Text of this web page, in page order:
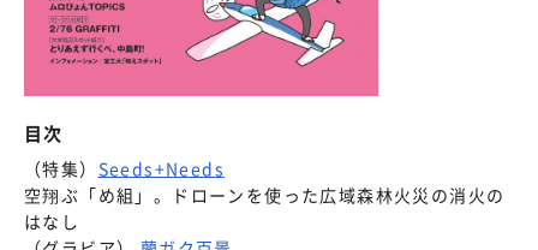
目次
（特集） Seeds+Needs
空翔ぶ「め組」。ドローンを使った広域森林火災の消火の
はなし